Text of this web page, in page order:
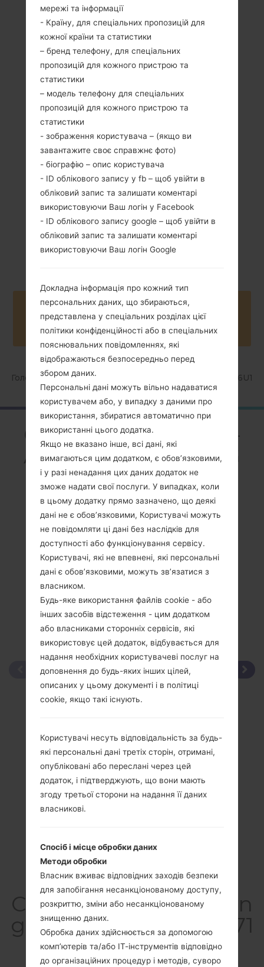
NA
NA
NA
Android S 12
NA
Buy accessories on Amazon
Головна →Серія → SamsungSM-A716U1
ОглядSamsung SM-
A716U1Galaxy A71 5G
Порівняти
СпецифікаціяSamsun
g SM-A716U1Galaxy A71
5G
мережі та інформації
- Країну, для спеціальних пропозицій для
кожної країни та статистики
– бренд телефону, для спеціальних
пропозицій для кожного пристрою та
статистики
– модель телефону для спеціальних
пропозицій для кожного пристрою та
статистики
- зображення користувача – (якщо ви
завантажите своє справжнє фото)
- біографію – опис користувача
- ID облікового запису у fb – щоб увійти в
обліковий запис та залишати коментарі
використовуючи Ваш логін у Facebook
- ID облікового запису google – щоб увійти в
обліковий запис та залишати коментарі
використовуючи Ваш логін Google
Докладна інформація про кожний тип
персональних даних, що збираються,
представлена у спеціальних розділах цієї
політики конфіденційності або в спеціальних
пояснювальних повідомленнях, які
відображаються безпосередньо перед
збором даних.
Персональні дані можуть вільно надаватися
користувачем або, у випадку з даними про
використання, збиратися автоматично при
використанні цього додатка.
Якщо не вказано інше, всі дані, які
вимагаються цим додатком, є обов’язковими,
і у разі ненадання цих даних додаток не
зможе надати свої послуги. У випадках, коли
в цьому додатку прямо зазначено, що деякі
дані не є обов’язковими, Користувачі можуть
не повідомляти ці дані без наслідків для
доступності або функціонування сервісу.
Користувачі, які не впевнені, які персональні
дані є обов’язковими, можуть зв’язатися з
власником.
Будь-яке використання файлів cookie - або
інших засобів відстеження - цим додатком
або власниками сторонніх сервісів, які
використовує цей додаток, відбувається для
надання необхідних користувачеві послуг на
доповнення до будь-яких інших цілей,
описаних у цьому документі і в політиці
cookie, якщо такі існують.
Користувачі несуть відповідальність за будь-
які персональні дані третіх сторін, отримані,
опубліковані або переслані через цей
додаток, і підтверджують, що вони мають
згоду третьої сторони на надання її даних
власникові.
Спосіб і місце обробки даних
Методи обробки
Власник вживає відповідних заходів безпеки
для запобігання несанкціонованому доступу,
розкриттю, зміни або несанкціонованому
знищенню даних.
Обробка даних здійснюється за допомогою
комп’ютерів та/або ІТ-інструментів відповідно
до організаційних процедур і методів, суворо